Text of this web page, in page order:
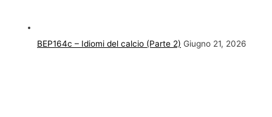
BEP164c – Idiomi del calcio (Parte 2) Giugno 21, 2026